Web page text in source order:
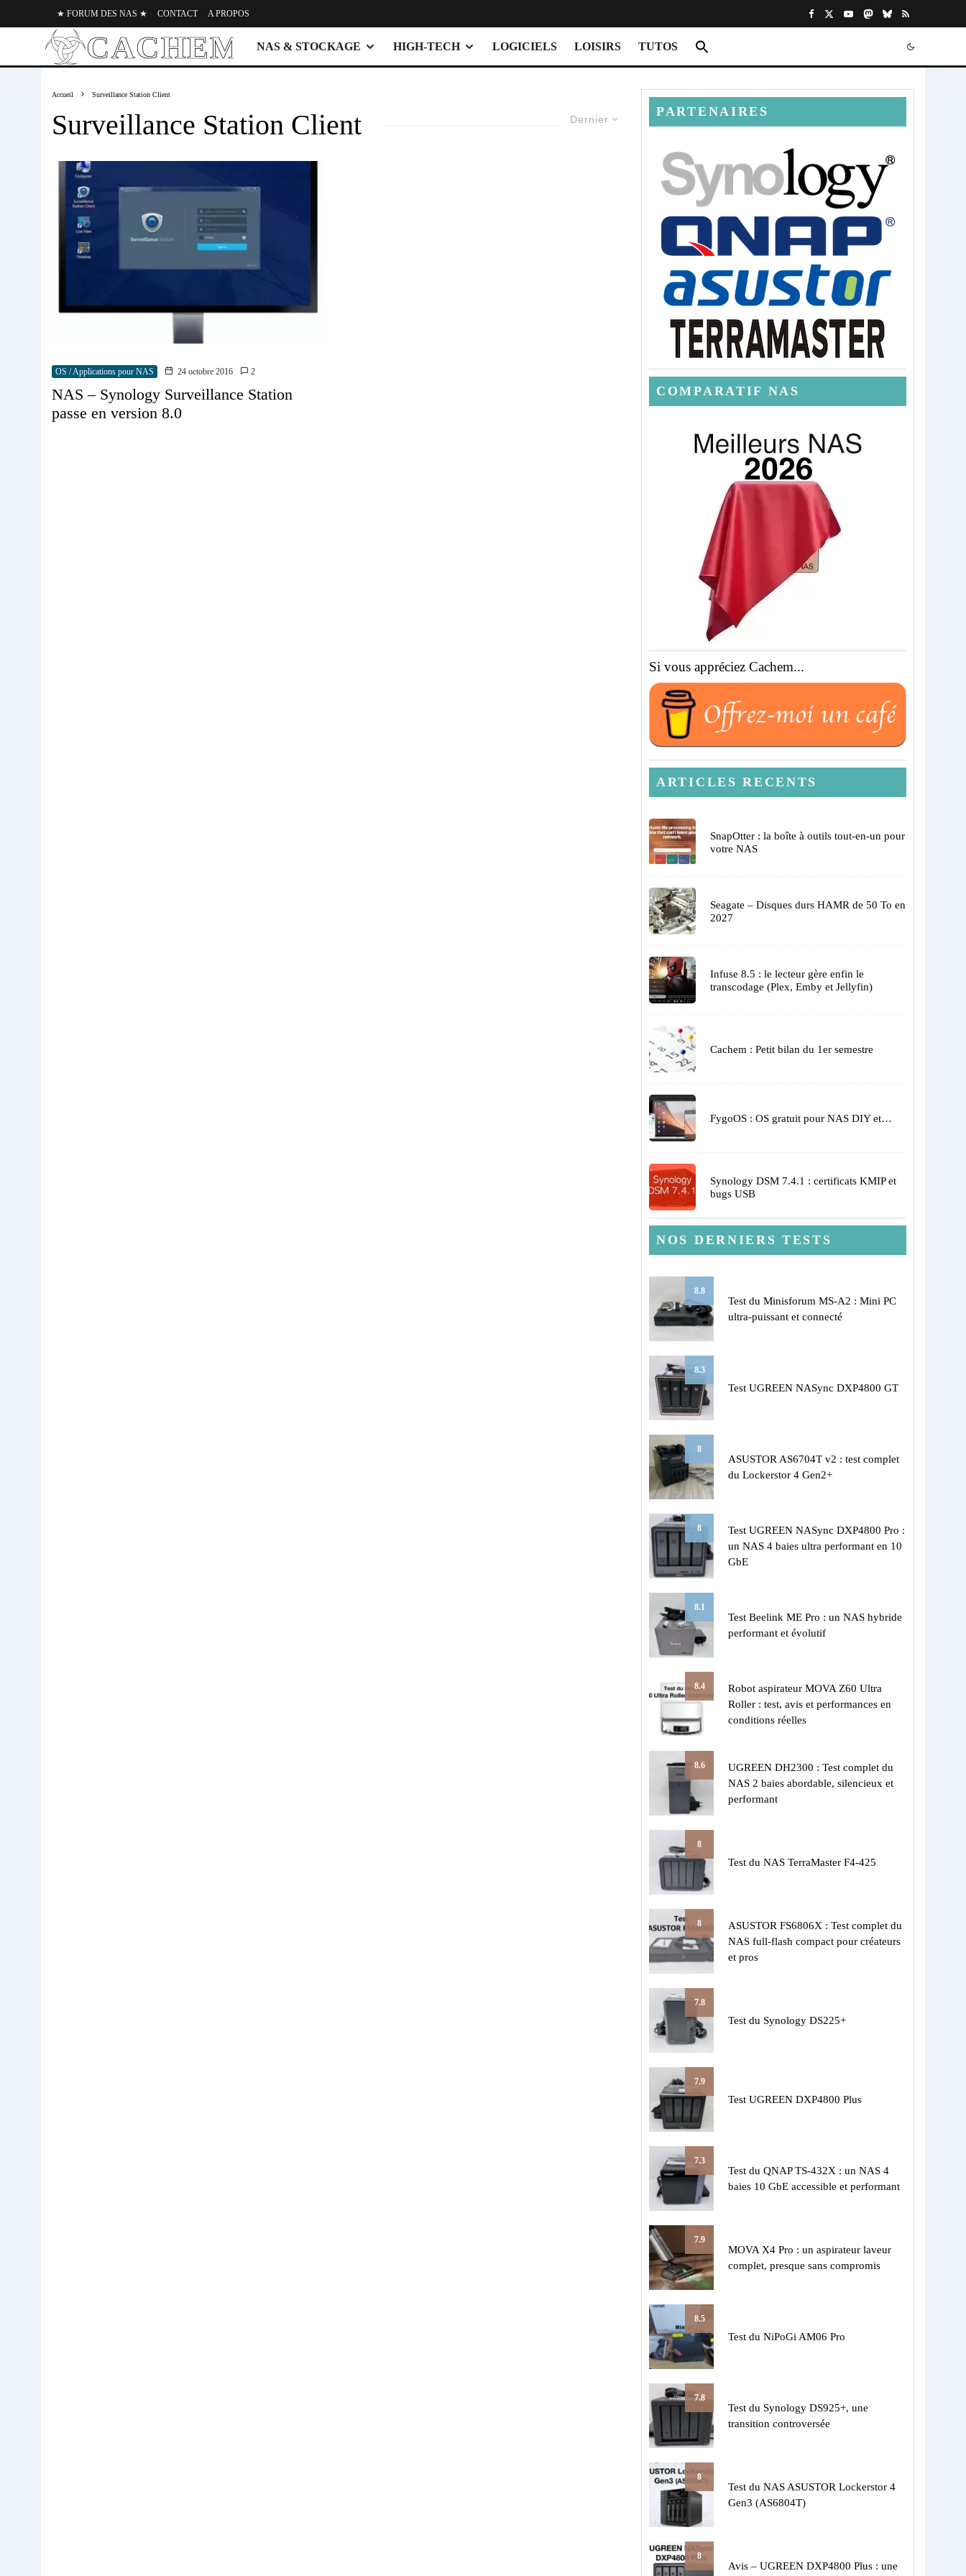
★ FORUM DES NAS ★ CONTACT A PROPOS
NAS & STOCKAGE HIGH-TECH LOGICIELS LOISIRS TUTOS
Accueil Surveillance Station Client
Dernier
Surveillance Station Client
OS / Applications pour NAS 24 octobre 2016 2
NAS – Synology Surveillance Station
passe en version 8.0
PARTENAIRES
COMPARATIF NAS
Si vous appréciez Cachem...
ARTICLES RECENTS
SnapOtter : la boîte à outils tout-en-un pour
votre NAS
Seagate – Disques durs HAMR de 50 To en
2027
Infuse 8.5 : le lecteur gère enfin le
transcodage (Plex, Emby et Jellyfin)
Cachem : Petit bilan du 1er semestre
FygoOS : OS gratuit pour NAS DIY et…
Synology DSM 7.4.1 : certificats KMIP et
bugs USB
NOS DERNIERS TESTS
8.8
Test du Minisforum MS-A2 : Mini PC
ultra-puissant et connecté
8.3
Test UGREEN NASync DXP4800 GT
8
ASUSTOR AS6704T v2 : test complet
du Lockerstor 4 Gen2+
8
Test UGREEN NASync DXP4800 Pro :
un NAS 4 baies ultra performant en 10
GbE
8.1
Test Beelink ME Pro : un NAS hybride
performant et évolutif
8.4
Robot aspirateur MOVA Z60 Ultra
Roller : test, avis et performances en
conditions réelles
8.6
UGREEN DH2300 : Test complet du
NAS 2 baies abordable, silencieux et
performant
8
Test du NAS TerraMaster F4-425
8
ASUSTOR FS6806X : Test complet du
NAS full-flash compact pour créateurs
et pros
7.8
Test du Synology DS225+
7.9
Test UGREEN DXP4800 Plus
7.3
Test du QNAP TS-432X : un NAS 4
baies 10 GbE accessible et performant
7.9
MOVA X4 Pro : un aspirateur laveur
complet, presque sans compromis
8.5
Test du NiPoGi AM06 Pro
7.8
Test du Synology DS925+, une
transition controversée
8
Test du NAS ASUSTOR Lockerstor 4
Gen3 (AS6804T)
8
Avis – UGREEN DXP4800 Plus : une